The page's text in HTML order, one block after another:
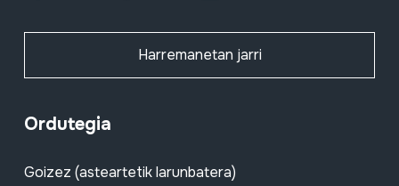
Harremanetan jarri
Ordutegia
Goizez (asteartetik larunbatera)